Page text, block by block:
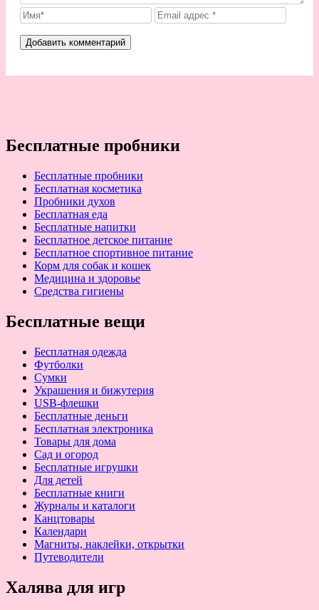
Бесплатные пробники
Бесплатные пробники
Бесплатная косметика
Пробники духов
Бесплатная еда
Бесплатные напитки
Бесплатное детское питание
Бесплатное спортивное питание
Корм для собак и кошек
Медицина и здоровье
Средства гигиены
Бесплатные вещи
Бесплатная одежда
Футболки
Сумки
Украшения и бижутерия
USB-флешки
Бесплатные деньги
Бесплатная электроника
Товары для дома
Сад и огород
Бесплатные игрушки
Для детей
Бесплатные книги
Журналы и каталоги
Канцтовары
Календари
Магниты, наклейки, открытки
Путеводители
Халява для игр